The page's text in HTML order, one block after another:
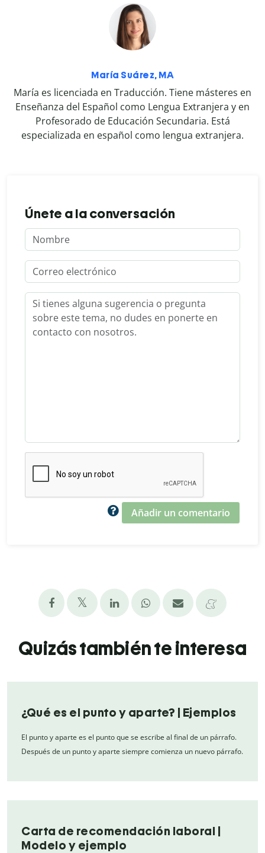
María Suárez, MA
María es licenciada en Traducción. Tiene másteres en
Enseñanza del Español como Lengua Extranjera y en
Profesorado de Educación Secundaria. Está
especializada en español como lengua extranjera.
Únete a la conversación
Añadir un comentario
Quizás también te interesa
¿Qué es el punto y aparte? | Ejemplos
El punto y aparte es el punto que se escribe al final de un párrafo.
Después de un punto y aparte siempre comienza un nuevo párrafo.
Carta de recomendación laboral |
Modelo y ejemplo